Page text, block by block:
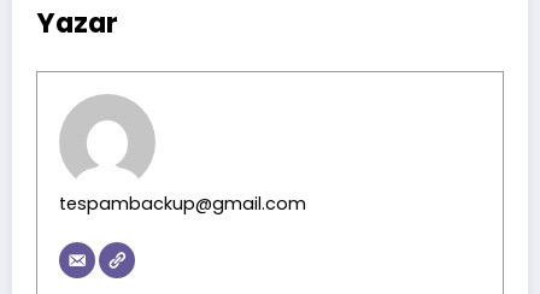
Yazar
tespambackup@gmail.com